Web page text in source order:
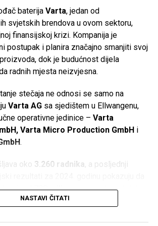
baterija Varta, jedan od
svjetskih brendova u ovom sektoru,
finansijskoj krizi. Kompanija je
postupak i planira značajno smanjiti svoj
dok je budućnost dijela
radnih mjesta neizvjesna.
stečaja ne odnosi se samo na
Varta AGsa sjedištem u Ellwangenu,
operativne jedinice – Varta
Varta Micro Production GmbH i
.
oko 3.260 radnika , a posljednji
veći od790 miliona eura, ali i gubitak
eura.
NASTAVI ČITATI